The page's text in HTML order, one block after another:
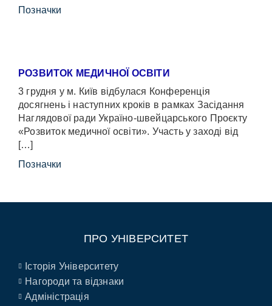
Позначки
РОЗВИТОК МЕДИЧНОЇ ОСВІТИ
3 грудня у м. Київ відбулася Конференція
досягнень і наступних кроків в рамках Засідання
Наглядової ради Україно-швейцарського Проєкту
«Розвиток медичної освіти». Участь у заході від
[…]
Позначки
ПРО УНІВЕРСИТЕТ
Історія Університету
Нагороди та відзнаки
Адміністрація